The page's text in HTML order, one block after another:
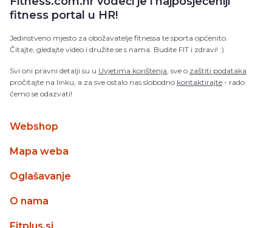
fitness portal u HR!
Jedinstveno mjesto za obožavatelje fitnessa te sporta općenito.
Čitajte, gledajte video i družite se s nama. Budite FIT i zdravi! :)
Svi oni pravni detalji su u Uvjetima korištenja, sve o zaštiti podataka
pročitajte na linku, a za sve ostalo nas slobodno kontaktirajte - rado
ćemo se odazvati!
Webshop
Mapa weba
Oglašavanje
O nama